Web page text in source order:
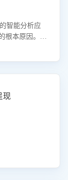
智能分析应
根本原因。该
供可落地的改
。
现